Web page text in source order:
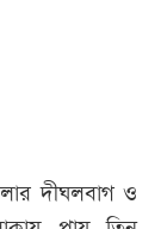
দীঘলবাগ ও